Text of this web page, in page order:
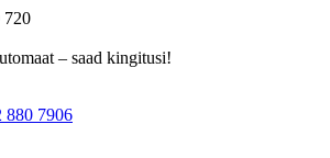
720
– saad kingitusi!
880 7906